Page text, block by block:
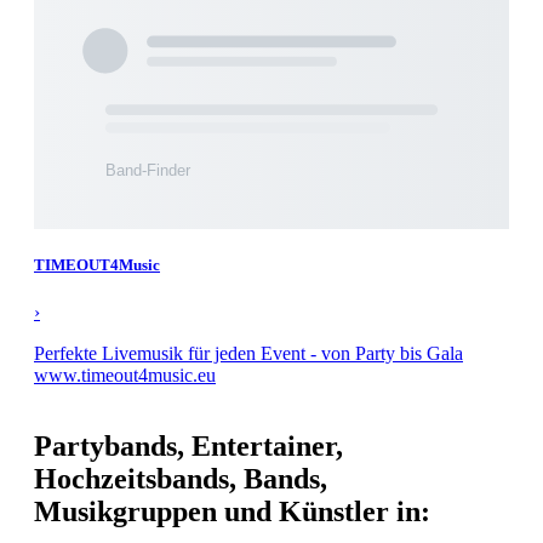
TIMEOUT4Music
›
Perfekte Livemusik für jeden Event - von Party bis Gala
www.timeout4music.eu
Partybands, Entertainer,
Hochzeitsbands, Bands,
Musikgruppen und Künstler in: